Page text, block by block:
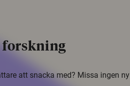
forskning
att snacka med? Missa ingen ny